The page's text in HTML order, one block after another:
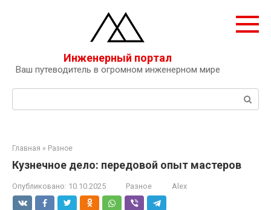
Инженерный портал
Ваш путеводитель в огромном инженерном мире
Поиск:
Главная » Разное
Кузнечное дело: передовой опыт мастеров
Опубликовано: 10.10.2025 Разное Alex